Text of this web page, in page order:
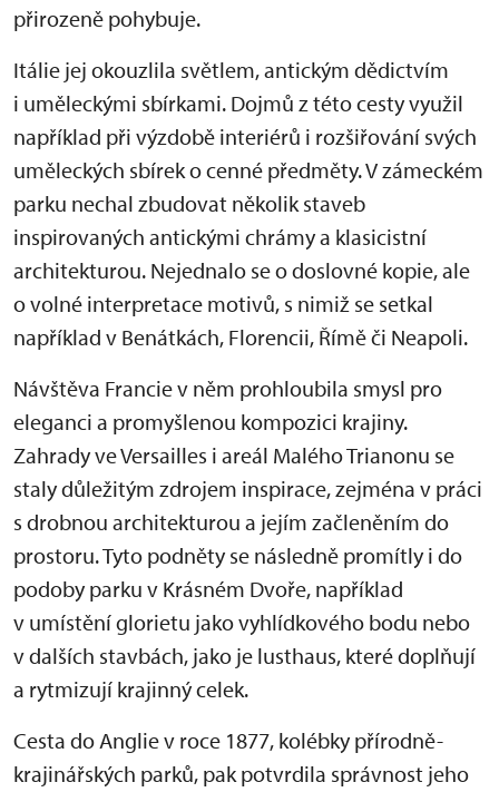
přirozeně pohybuje.
Itálie jej okouzlila světlem, antickým dědictvím
i uměleckými sbírkami. Dojmů z této cesty využil
například při výzdobě interiérů i rozšiřování svých
uměleckých sbírek o cenné předměty. V zámeckém
parku nechal zbudovat několik staveb
inspirovaných antickými chrámy a klasicistní
architekturou. Nejednalo se o doslovné kopie, ale
o volné interpretace motivů, s nimiž se setkal
například v Benátkách, Florencii, Římě či Neapoli.
Návštěva Francie v něm prohloubila smysl pro
eleganci a promyšlenou kompozici krajiny.
Zahrady ve Versailles i areál Malého Trianonu se
staly důležitým zdrojem inspirace, zejména v práci
s drobnou architekturou a jejím začleněním do
prostoru. Tyto podněty se následně promítly i do
podoby parku v Krásném Dvoře, například
v umístění glorietu jako vyhlídkového bodu nebo
v dalších stavbách, jako je lusthaus, které doplňují
a rytmizují krajinný celek.
Cesta do Anglie v roce 1877, kolébky přírodně-
krajinářských parků, pak potvrdila správnost jeho